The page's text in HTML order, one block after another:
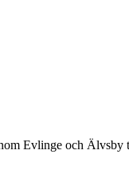
Evlinge och